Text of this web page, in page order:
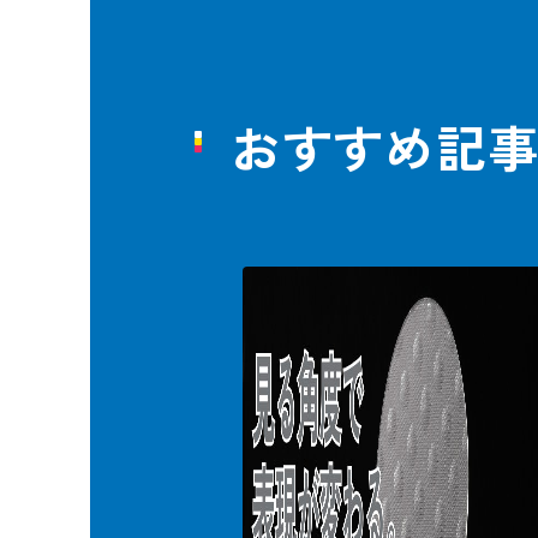
おすすめ記事